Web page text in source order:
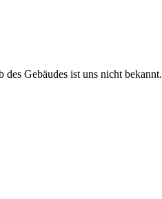
Gebäudes ist uns nicht bekannt.